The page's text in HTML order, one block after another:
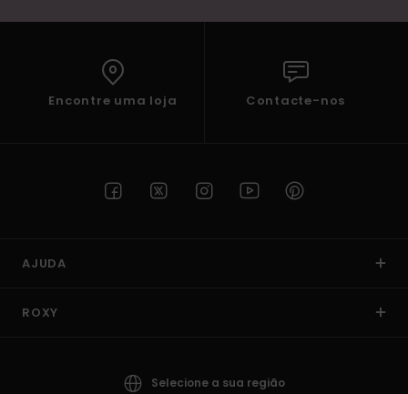
Encontre uma loja Contacte-nos
AJUDA
ROXY
Selecione a sua região